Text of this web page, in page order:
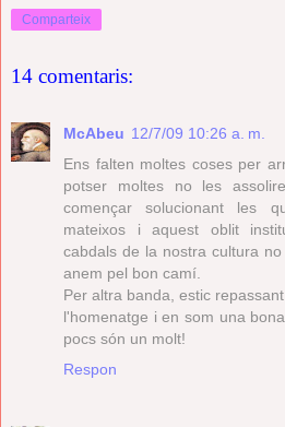
Comparteix
14 comentaris:
McAbeu 12/7/09 10:26 a. m.
Ens falten moltes coses per
potser moltes no les
començar solucionant les
mateixos i aquest oblit
cabdals de la nostra cultura
anem pel bon camí.
Per altra banda, estic
l'homenatge i en som una
pocs són un molt!
Respon